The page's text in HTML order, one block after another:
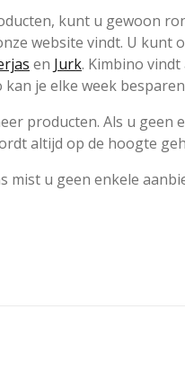
kunt u gewoon
website vindt. U
en Jurk. Kimbino
je elke week
producten. Als u geen
altijd op de hoogte
u geen enkele